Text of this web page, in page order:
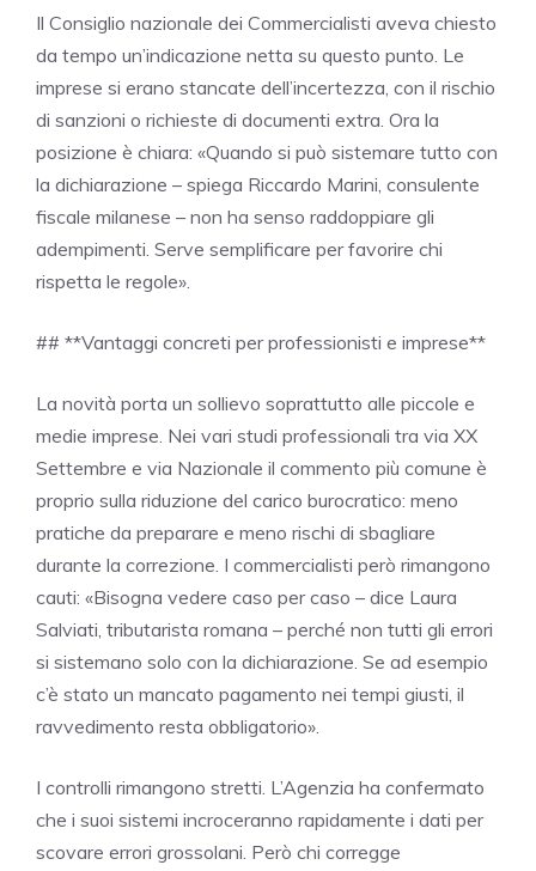
Il Consiglio nazionale dei Commercialisti aveva chiesto
da tempo un’indicazione netta su questo punto. Le
imprese si erano stancate dell’incertezza, con il rischio
di sanzioni o richieste di documenti extra. Ora la
posizione è chiara: «Quando si può sistemare tutto con
la dichiarazione – spiega Riccardo Marini, consulente
fiscale milanese – non ha senso raddoppiare gli
adempimenti. Serve semplificare per favorire chi
rispetta le regole».
## **Vantaggi concreti per professionisti e imprese**
La novità porta un sollievo soprattutto alle piccole e
medie imprese. Nei vari studi professionali tra via XX
Settembre e via Nazionale il commento più comune è
proprio sulla riduzione del carico burocratico: meno
pratiche da preparare e meno rischi di sbagliare
durante la correzione. I commercialisti però rimangono
cauti: «Bisogna vedere caso per caso – dice Laura
Salviati, tributarista romana – perché non tutti gli errori
si sistemano solo con la dichiarazione. Se ad esempio
c’è stato un mancato pagamento nei tempi giusti, il
ravvedimento resta obbligatorio».
I controlli rimangono stretti. L’Agenzia ha confermato
che i suoi sistemi incroceranno rapidamente i dati per
scovare errori grossolani. Però chi corregge